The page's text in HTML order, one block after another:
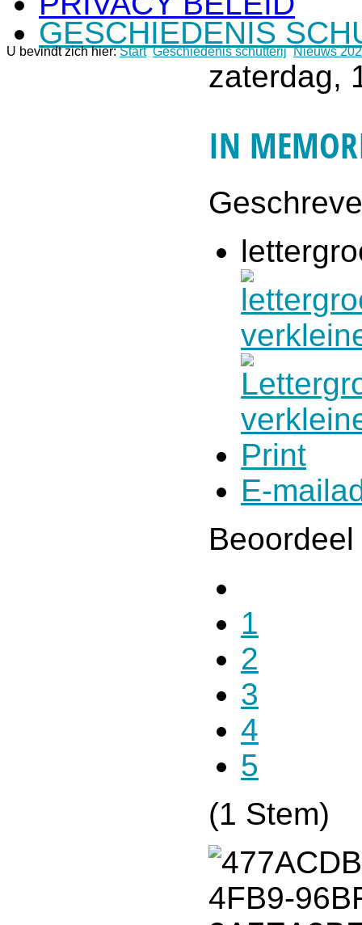
GESCHIEDENIS
U bevindt zich hier:Start Geschiedenis schutterij Nieuws
zaterdag,
IN
Print
E-
1
2
3
4
5
(1 Stem)